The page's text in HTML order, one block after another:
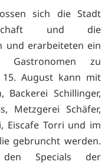
sich die Stadt
und die
und erarbeiteten ein
zu
August kann mit
Schillinger,
Metzgerei Schäfer,
Eiscafe Torri und im
gebruncht werden.
Specials der